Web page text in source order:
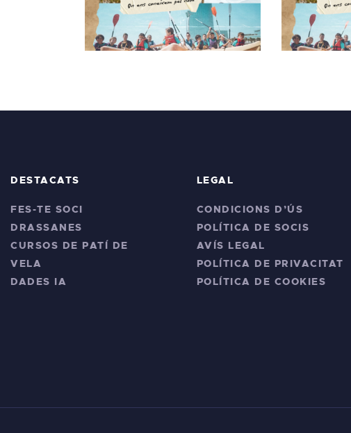
DESTACATS
FES-TE SOCI
DRASSANES
CURSOS DE PATÍ DE
VELA
DADES IA
LEGAL
CONDICIONS D’ÚS
POLÍTICA DE SOCIS
AVÍS LEGAL
POLÍTICA DE PRIVACITAT
POLÍTICA DE COOKIES